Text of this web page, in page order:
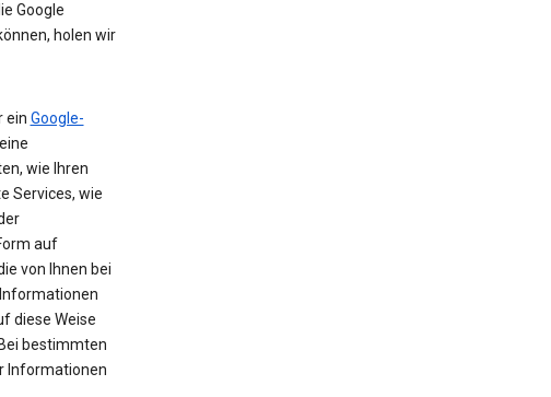
Google
holen wir
ein Google-
wie Ihren
Services, wie
auf
von Ihnen bei
diese Weise
bestimmten
Informationen